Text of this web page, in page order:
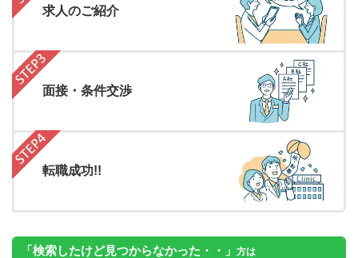
求人のご紹介
面接・条件交渉
転職成功!!
「検索したけど見つからなかった・・」 方は